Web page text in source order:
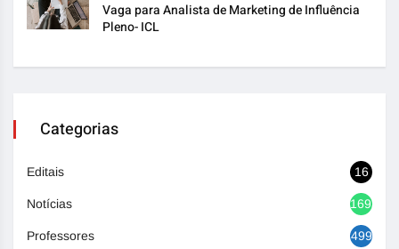
Vaga para Analista de Marketing de Influência
Pleno- ICL
Categorias
Editais 16
Notícias 1693
Professores 499